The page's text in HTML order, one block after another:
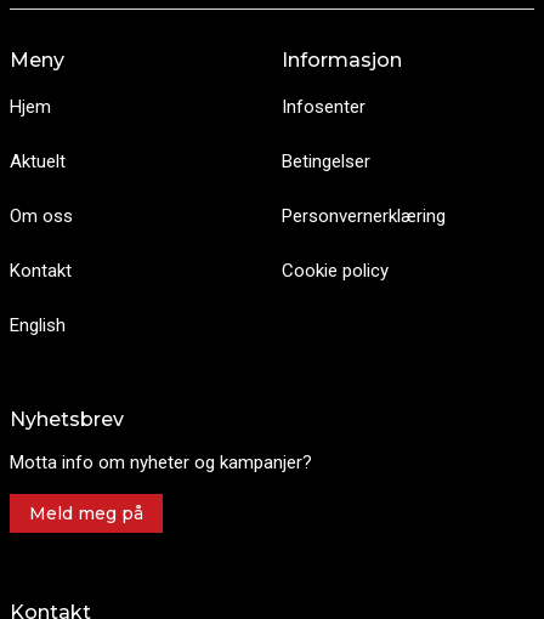
Meny
Hjem
Aktuelt
Om oss
Kontakt
English
Informasjon
Infosenter
Betingelser
Personvernerklæring
Cookie policy
Nyhetsbrev
Motta info om nyheter og kampanjer?
Meld meg på
Kontakt